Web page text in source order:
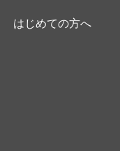
はじめての方へ